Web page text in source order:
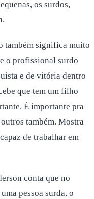
os surdos,
também significa muito
o profissional surdo
e de vitória dentro
que tem um filho
É importante pra
também. Mostra
de trabalhar em
conta que no
pessoa surda, o